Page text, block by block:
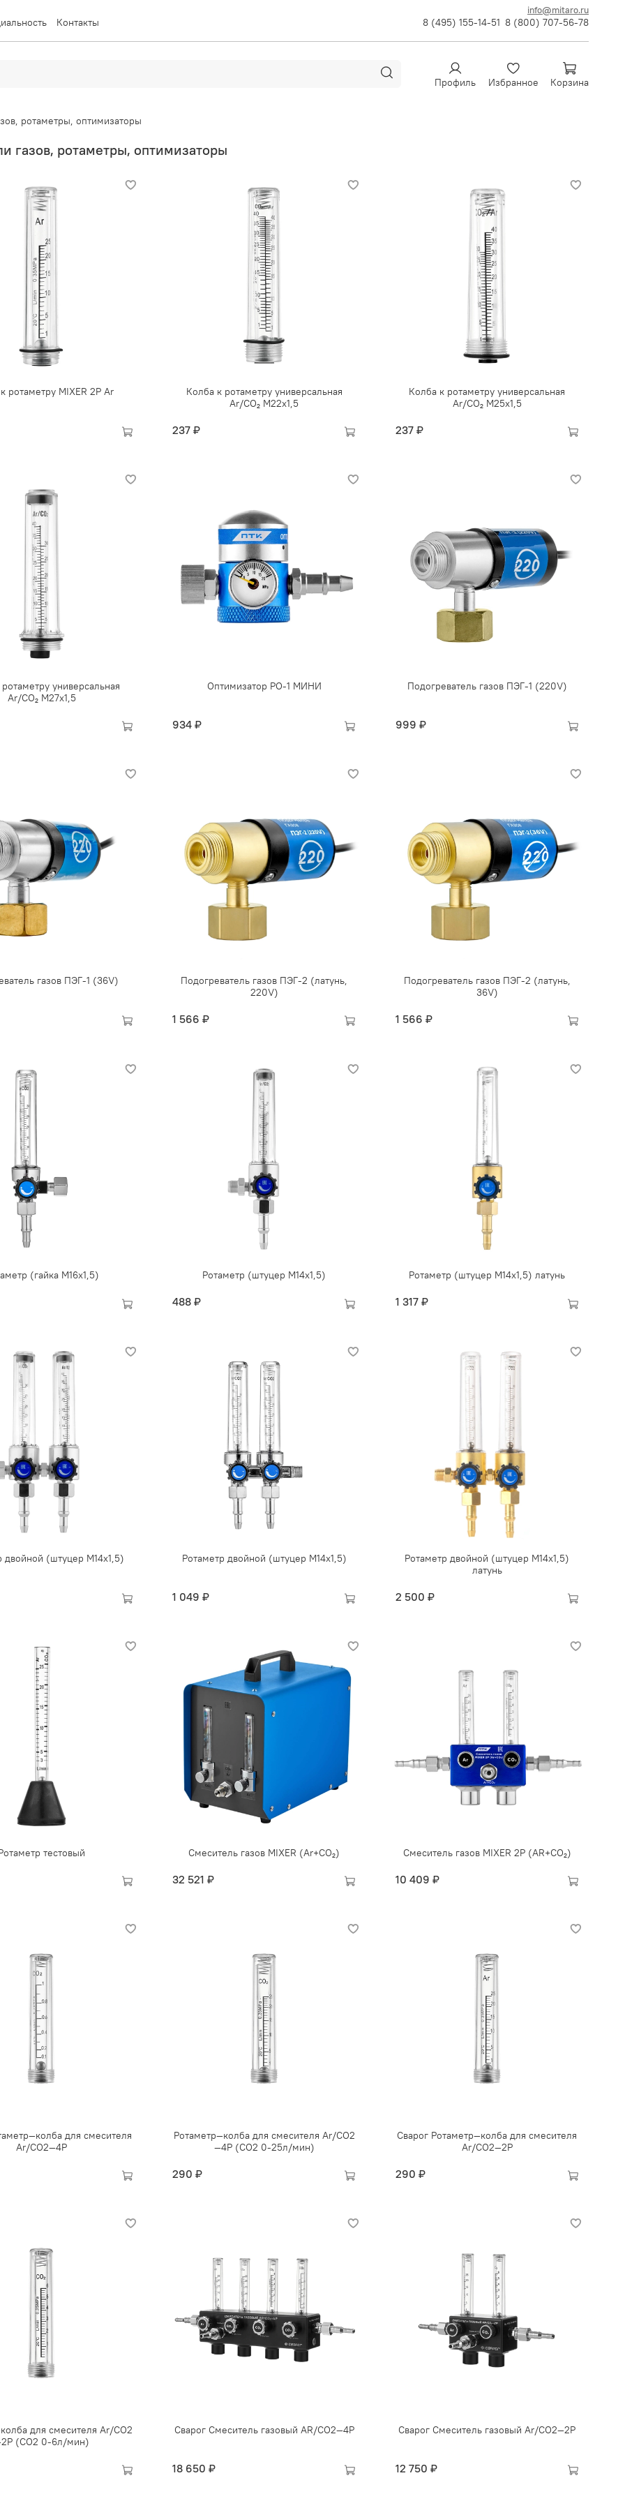
info@mitaro.ru
Контакты 8 (495) 155-14-51 8 (800) 707-56-78
Профиль Избранное Корзина
ротаметры, оптимизаторы
газов, ротаметры, оптимизаторы
ротаметру MIXER 2Р Ar
Колба к ротаметру универсальная
Ar/CO₂ М22х1,5
237 ₽
Колба к ротаметру универсальная
Ar/CO₂ М25х1,5
237 ₽
универсальная
Ar/CO₂ М27х1,5
Оптимизатор РО-1 МИНИ
934 ₽
Подогреватель газов ПЭГ-1 (220V)
999 ₽
газов ПЭГ-1 (36V)
Подогреватель газов ПЭГ-2 (латунь,
220V)
1 566 ₽
Подогреватель газов ПЭГ-2 (латунь,
36V)
1 566 ₽
(гайка М16х1,5) Ротаметр (штуцер М14х1,5)
488 ₽
Ротаметр (штуцер М14х1,5) латунь
1 317 ₽
двойной (штуцер М14х1,5) Ротаметр двойной (штуцер М14х1,5)
1 049 ₽
Ротаметр двойной (штуцер М14х1,5)
латунь
2 500 ₽
тестовый Смеситель газов MIXER (Ar+CO₂)
32 521 ₽
Смеситель газов MIXER 2Р (AR+CO₂)
10 409 ₽
для смесителя
Ar/CO2—4Р
Ротаметр—колба для смесителя Ar/CO2
—4Р (CO2 0-25л/мин)
290 ₽
Сварог Ротаметр—колба для смесителя
Ar/CO2—2Р
290 ₽
для смесителя Ar/CO2
(CO2 0-6л/мин)
Сварог Смеситель газовый AR/CO2—4Р
18 650 ₽
Сварог Смеситель газовый Ar/CO2—2Р
12 750 ₽